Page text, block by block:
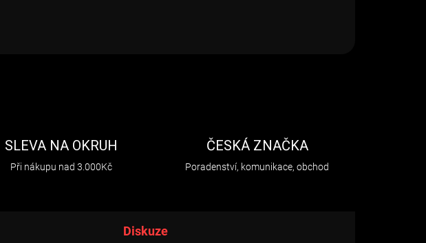
SLEVA NA OKRUH
Při nákupu nad 3.000Kč
ČESKÁ ZNAČKA
Poradenství, komunikace, obchod
Diskuze